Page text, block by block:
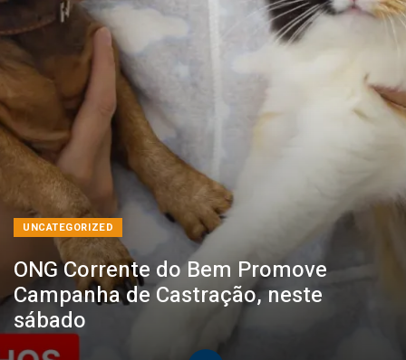
UNCATEGORIZED
ONG Corrente do Bem Promove
Campanha de Castração, neste
sábado